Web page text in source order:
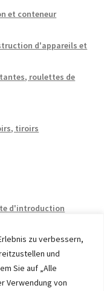
zu verbessern,
und
Sie auf „Alle
Verwendung von
et conteneur
d'appareils et
roulettes de
tiroirs
d'introduction